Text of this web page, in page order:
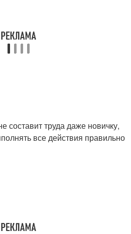
составит труда даже новичку,
все действия правильно